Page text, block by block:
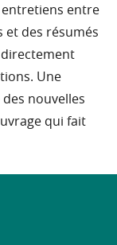
entretiens entre
et des résumés
directement
Une
nouvelles
qui fait